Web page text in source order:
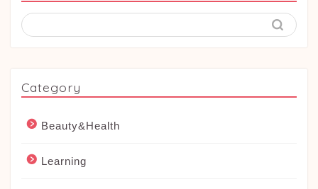
Category
Beauty&Health
Learning